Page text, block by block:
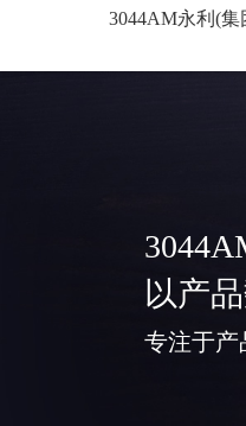
3044AM永利(集
以产
专注于产